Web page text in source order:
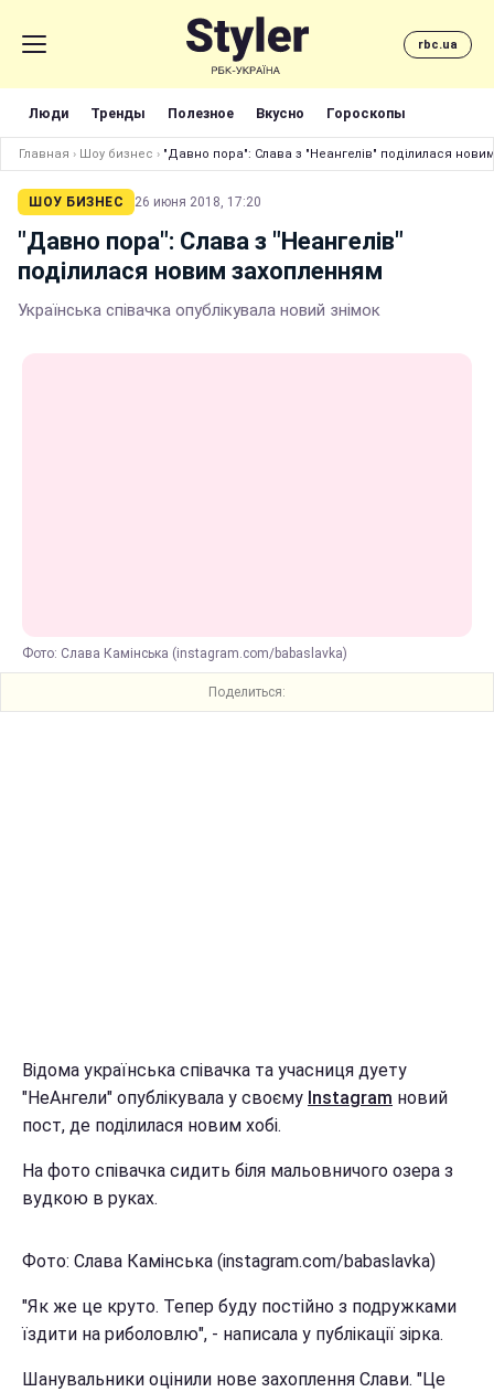
rbc.ua
Люди Тренды Полезное Вкусно Гороскопы
Главная › Шоу бизнес › "Давно пора": Слава з "Неангелів" поділилася
ШОУ БИЗНЕС 26 июня 2018, 17:20
"Давно пора": Слава з "Неангелів"
поділилася новим захопленням
Українська співачка опублікувала новий знімок
Фото: Слава Камінська (instagram.com/babaslavka)
Поделиться:
Відома українська співачка та учасниця дуету
"НеАнгели" опублікувала у своєму Instagram новий
пост, де поділилася новим хобі.
На фото співачка сидить біля мальовничого озера з
вудкою в руках.
Фото: Слава Камінська (instagram.com/babaslavka)
"Як же це круто. Тепер буду постійно з подружками
їздити на риболовлю", - написала у публікації зірка.
Шанувальники оцінили нове захоплення Слави. "Це